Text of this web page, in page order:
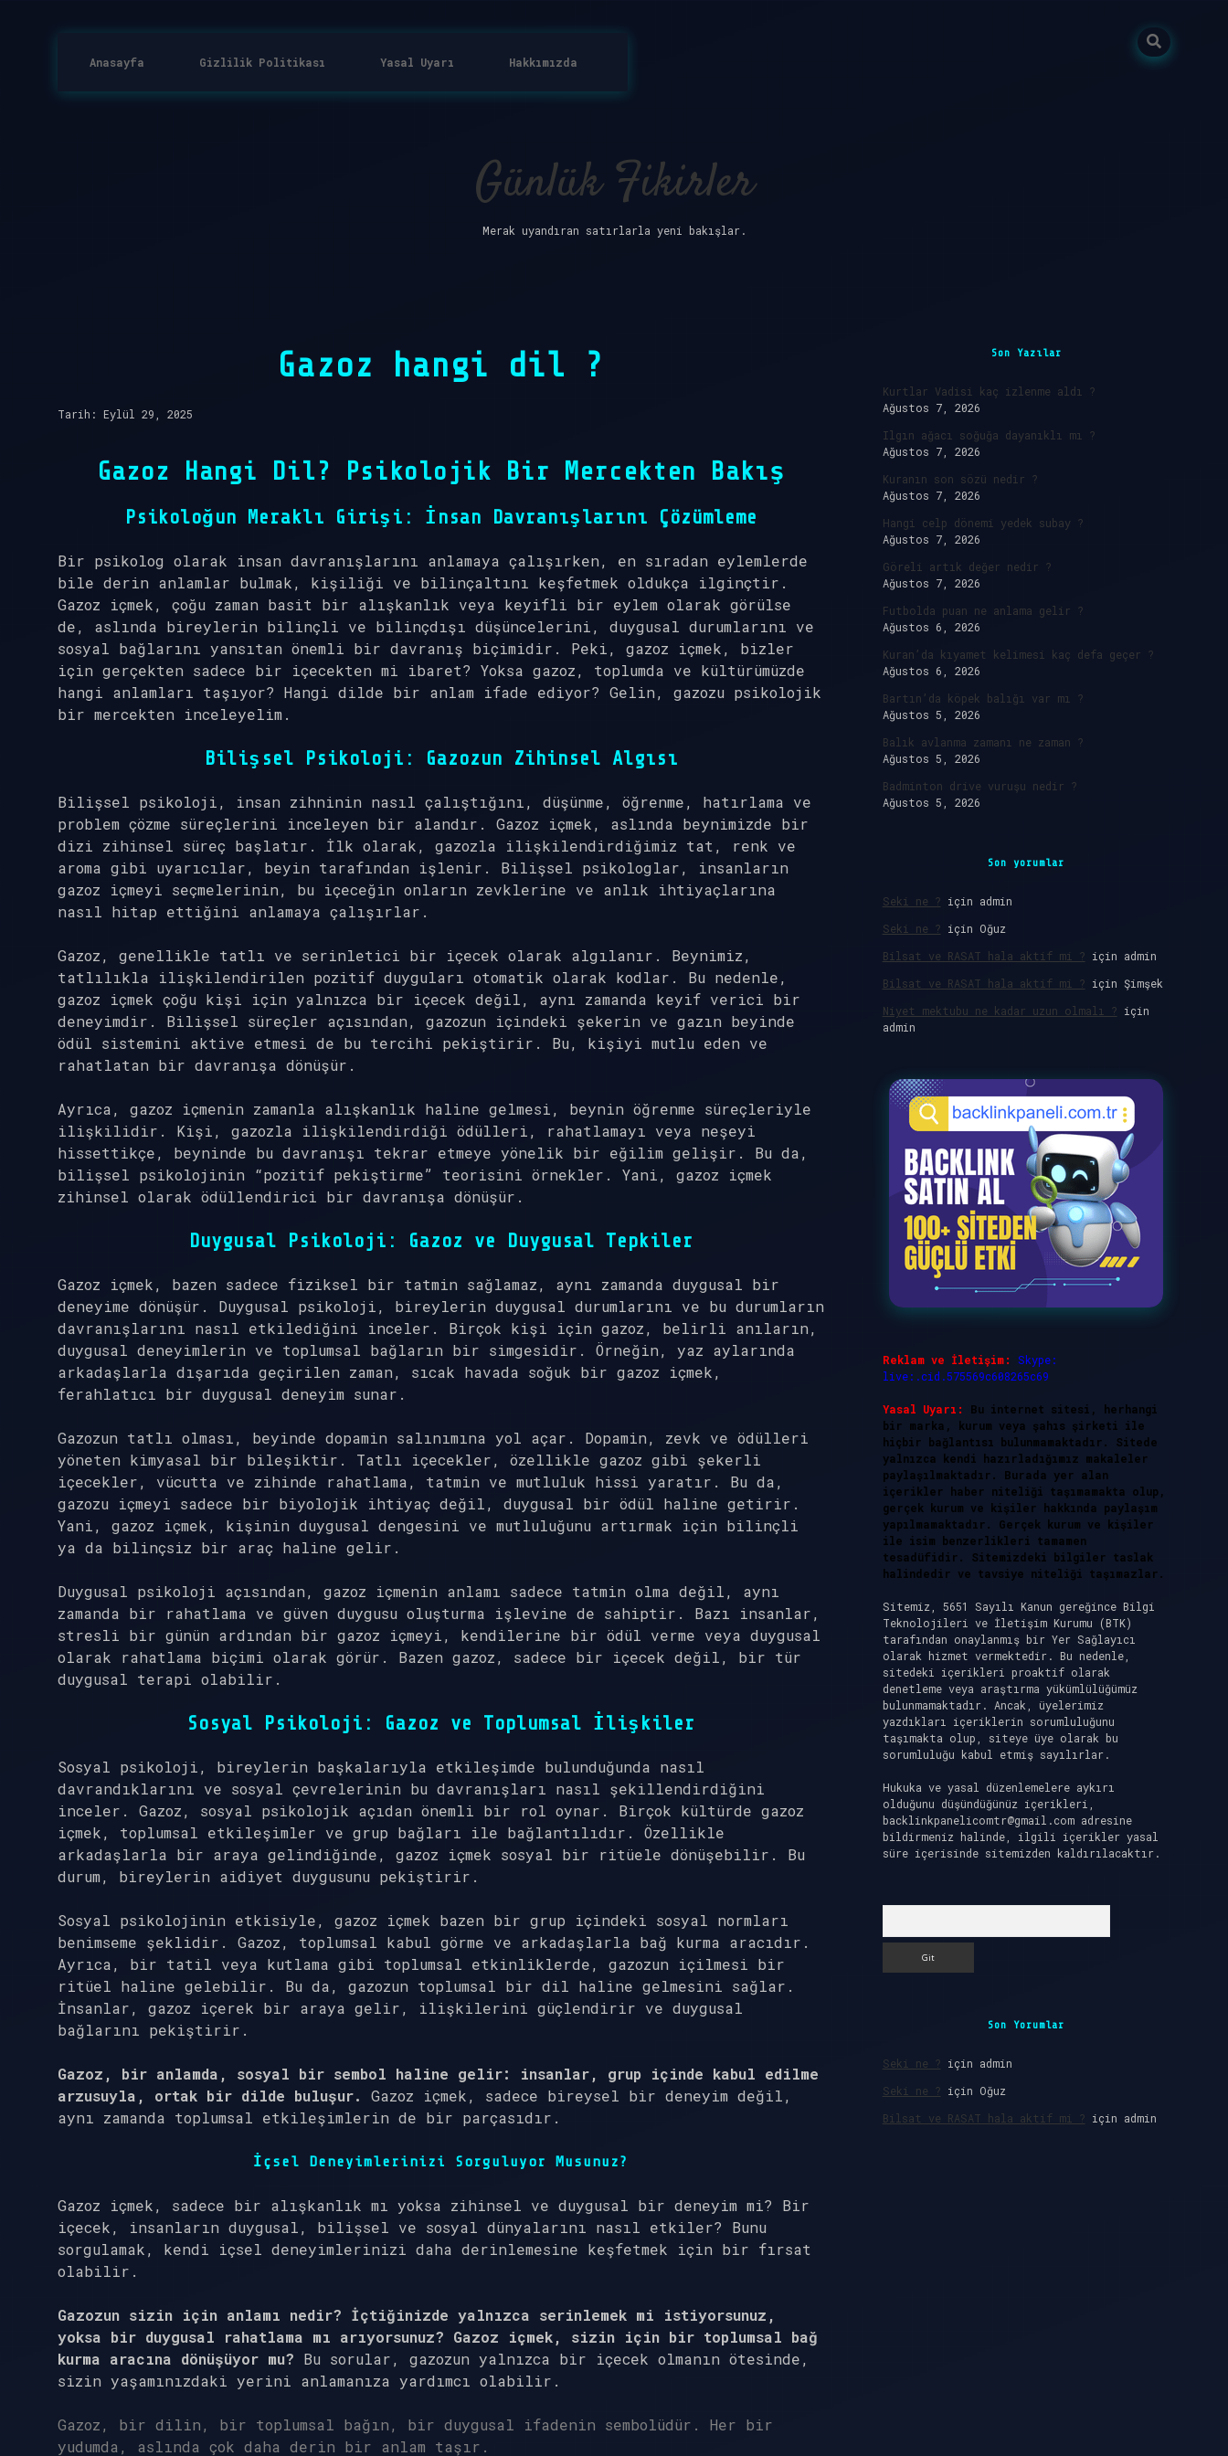
Anasayfa Gizlilik Politikası Yasal Uyarı Hakkımızda
Günlük Fikirler
Merak uyandıran satırlarla yeni bakışlar.
Gazoz hangi dil ?
Tarih: Eylül 29, 2025
Gazoz Hangi Dil? Psikolojik Bir Mercekten Bakış
Psikoloğun Meraklı Girişi: İnsan Davranışlarını Çözümleme
Bir psikolog olarak insan davranışlarını anlamaya çalışırken, en sıradan eylemlerde
bile derin anlamlar bulmak, kişiliği ve bilinçaltını keşfetmek oldukça ilginçtir.
Gazoz içmek, çoğu zaman basit bir alışkanlık veya keyifli bir eylem olarak görülse
de, aslında bireylerin bilinçli ve bilinçdışı düşüncelerini, duygusal durumlarını ve
sosyal bağlarını yansıtan önemli bir davranış biçimidir. Peki, gazoz içmek, bizler
için gerçekten sadece bir içecekten mi ibaret? Yoksa gazoz, toplumda ve kültürümüzde
hangi anlamları taşıyor? Hangi dilde bir anlam ifade ediyor? Gelin, gazozu psikolojik
bir mercekten inceleyelim.
Bilişsel Psikoloji: Gazozun Zihinsel Algısı
Bilişsel psikoloji, insan zihninin nasıl çalıştığını, düşünme, öğrenme, hatırlama ve
problem çözme süreçlerini inceleyen bir alandır. Gazoz içmek, aslında beynimizde bir
dizi zihinsel süreç başlatır. İlk olarak, gazozla ilişkilendirdiğimiz tat, renk ve
aroma gibi uyarıcılar, beyin tarafından işlenir. Bilişsel psikologlar, insanların
gazoz içmeyi seçmelerinin, bu içeceğin onların zevklerine ve anlık ihtiyaçlarına
nasıl hitap ettiğini anlamaya çalışırlar.
Gazoz, genellikle tatlı ve serinletici bir içecek olarak algılanır. Beynimiz,
tatlılıkla ilişkilendirilen pozitif duyguları otomatik olarak kodlar. Bu nedenle,
gazoz içmek çoğu kişi için yalnızca bir içecek değil, aynı zamanda keyif verici bir
deneyimdir. Bilişsel süreçler açısından, gazozun içindeki şekerin ve gazın beyinde
ödül sistemini aktive etmesi de bu tercihi pekiştirir. Bu, kişiyi mutlu eden ve
rahatlatan bir davranışa dönüşür.
Ayrıca, gazoz içmenin zamanla alışkanlık haline gelmesi, beynin öğrenme süreçleriyle
ilişkilidir. Kişi, gazozla ilişkilendirdiği ödülleri, rahatlamayı veya neşeyi
hissettikçe, beyninde bu davranışı tekrar etmeye yönelik bir eğilim gelişir. Bu da,
bilişsel psikolojinin “pozitif pekiştirme” teorisini örnekler. Yani, gazoz içmek
zihinsel olarak ödüllendirici bir davranışa dönüşür.
Duygusal Psikoloji: Gazoz ve Duygusal Tepkiler
Gazoz içmek, bazen sadece fiziksel bir tatmin sağlamaz, aynı zamanda duygusal bir
deneyime dönüşür. Duygusal psikoloji, bireylerin duygusal durumlarını ve bu durumların
davranışlarını nasıl etkilediğini inceler. Birçok kişi için gazoz, belirli anıların,
duygusal deneyimlerin ve toplumsal bağların bir simgesidir. Örneğin, yaz aylarında
arkadaşlarla dışarıda geçirilen zaman, sıcak havada soğuk bir gazoz içmek,
ferahlatıcı bir duygusal deneyim sunar.
Gazozun tatlı olması, beyinde dopamin salınımına yol açar. Dopamin, zevk ve ödülleri
yöneten kimyasal bir bileşiktir. Tatlı içecekler, özellikle gazoz gibi şekerli
içecekler, vücutta ve zihinde rahatlama, tatmin ve mutluluk hissi yaratır. Bu da,
gazozu içmeyi sadece bir biyolojik ihtiyaç değil, duygusal bir ödül haline getirir.
Yani, gazoz içmek, kişinin duygusal dengesini ve mutluluğunu artırmak için bilinçli
ya da bilinçsiz bir araç haline gelir.
Duygusal psikoloji açısından, gazoz içmenin anlamı sadece tatmin olma değil, aynı
zamanda bir rahatlama ve güven duygusu oluşturma işlevine de sahiptir. Bazı insanlar,
stresli bir günün ardından bir gazoz içmeyi, kendilerine bir ödül verme veya duygusal
olarak rahatlama biçimi olarak görür. Bazen gazoz, sadece bir içecek değil, bir tür
duygusal terapi olabilir.
Sosyal Psikoloji: Gazoz ve Toplumsal İlişkiler
Sosyal psikoloji, bireylerin başkalarıyla etkileşimde bulunduğunda nasıl
davrandıklarını ve sosyal çevrelerinin bu davranışları nasıl şekillendirdiğini
inceler. Gazoz, sosyal psikolojik açıdan önemli bir rol oynar. Birçok kültürde gazoz
içmek, toplumsal etkileşimler ve grup bağları ile bağlantılıdır. Özellikle
arkadaşlarla bir araya gelindiğinde, gazoz içmek sosyal bir ritüele dönüşebilir. Bu
durum, bireylerin aidiyet duygusunu pekiştirir.
Sosyal psikolojinin etkisiyle, gazoz içmek bazen bir grup içindeki sosyal normları
benimseme şeklidir. Gazoz, toplumsal kabul görme ve arkadaşlarla bağ kurma aracıdır.
Ayrıca, bir tatil veya kutlama gibi toplumsal etkinliklerde, gazozun içilmesi bir
ritüel haline gelebilir. Bu da, gazozun toplumsal bir dil haline gelmesini sağlar.
İnsanlar, gazoz içerek bir araya gelir, ilişkilerini güçlendirir ve duygusal
bağlarını pekiştirir.
Gazoz, bir anlamda, sosyal bir sembol haline gelir: insanlar, grup içinde kabul edilme
arzusuyla, ortak bir dilde buluşur.
Gazoz içmek, sadece bireysel bir deneyim değil,
aynı zamanda toplumsal etkileşimlerin de bir parçasıdır.
İçsel Deneyimlerinizi Sorguluyor Musunuz?
Gazoz içmek, sadece bir alışkanlık mı yoksa zihinsel ve duygusal bir deneyim mi? Bir
içecek, insanların duygusal, bilişsel ve sosyal dünyalarını nasıl etkiler? Bunu
sorgulamak, kendi içsel deneyimlerinizi daha derinlemesine keşfetmek için bir fırsat
olabilir.
Gazozun sizin için anlamı nedir? İçtiğinizde yalnızca serinlemek mi istiyorsunuz,
yoksa bir duygusal rahatlama mı arıyorsunuz? Gazoz içmek, sizin için bir toplumsal bağ
kurma aracına dönüşüyor mu? Bu sorular, gazozun yalnızca bir içecek olmanın ötesinde,
sizin yaşamınızdaki yerini anlamanıza yardımcı olabilir.
Gazoz, bir dilin, bir toplumsal bağın, bir duygusal ifadenin sembolüdür. Her bir
yudumda, aslında çok daha derin bir anlam taşır.
SidebarSon Yazılar
Kurtlar Vadisi kaç izlenme aldı ?
Ağustos 7, 2026
Ilgın ağacı soğuğa dayanıklı mı ?
Ağustos 7, 2026
Kuranın son sözü nedir ?
Ağustos 7, 2026
Hangi celp dönemi yedek subay ?
Ağustos 7, 2026
Göreli artık değer nedir ?
Ağustos 7, 2026
Futbolda puan ne anlama gelir ?
Ağustos 6, 2026
Kuran’da kıyamet kelimesi kaç defa geçer ?
Ağustos 6, 2026
Bartın’da köpek balığı var mı ?
Ağustos 5, 2026
Balık avlanma zamanı ne zaman ?
Ağustos 5, 2026
Badminton drive vuruşu nedir ?
Ağustos 5, 2026
Son yorumlar
Seki ne ? için admin
Seki ne ? için Oğuz
Bilsat ve RASAT hala aktif mi ? için admin
Bilsat ve RASAT hala aktif mi ? için Şimşek
Niyet mektubu ne kadar uzun olmalı ? için
admin
Reklam ve İletişim:
Skype:
live:.cid.575569c608265c69
Yasal Uyarı:
Bu internet sitesi, herhangi
bir marka, kurum veya şahıs şirketi ile
hiçbir bağlantısı bulunmamaktadır. Sitede
yalnızca kendi hazırladığımız makaleler
paylaşılmaktadır. Burada yer alan
içerikler haber niteliği taşımamakta olup,
gerçek kurum ve kişiler hakkında paylaşım
yapılmamaktadır. Gerçek kurum ve kişiler
ile isim benzerlikleri tamamen
tesadüfidir. Sitemizdeki bilgiler taslak
halindedir ve tavsiye niteliği taşımazlar.
Sitemiz, 5651 Sayılı Kanun gereğince Bilgi
Teknolojileri ve İletişim Kurumu (BTK)
tarafından onaylanmış bir Yer Sağlayıcı
olarak hizmet vermektedir. Bu nedenle,
sitedeki içerikleri proaktif olarak
denetleme veya araştırma yükümlülüğümüz
bulunmamaktadır. Ancak, üyelerimiz
yazdıkları içeriklerin sorumluluğunu
taşımakta olup, siteye üye olarak bu
sorumluluğu kabul etmiş sayılırlar.
Hukuka ve yasal düzenlemelere aykırı
olduğunu düşündüğünüz içerikleri,
backlinkpanelicomtr@gmail.comadresine
bildirmeniz halinde, ilgili içerikler yasal
süre içerisinde sitemizden kaldırılacaktır.
Son Yorumlar
Seki ne ? için admin
Seki ne ? için Oğuz
Bilsat ve RASAT hala aktif mi ? için admin